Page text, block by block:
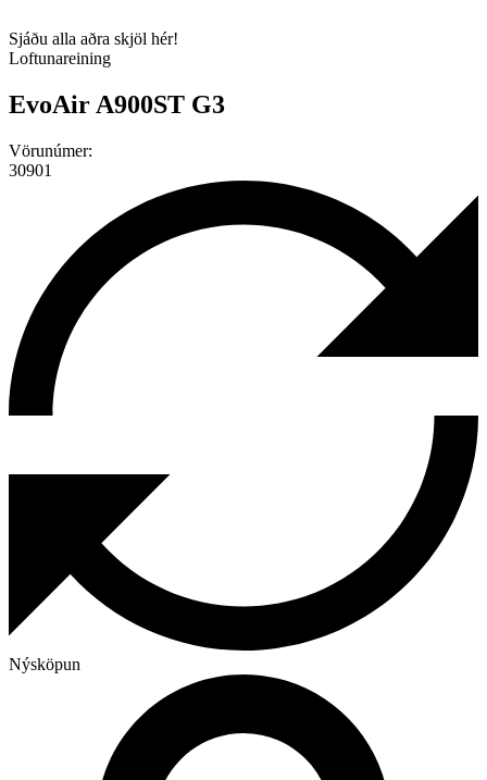
Sjáðu alla aðra skjöl hér!
Loftunareining
EvoAir A900ST G3
Vörunúmer:
30901
Nýsköpun